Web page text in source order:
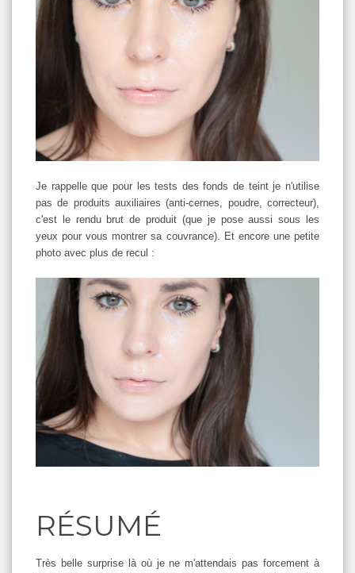
Je rappelle que pour les tests des fonds de teint je n'utilise
pas de produits auxiliaires (anti-cernes, poudre, correcteur),
c'est le rendu brut de produit (que je pose aussi sous les
yeux pour vous montrer sa couvrance). Et encore une petite
photo avec plus de recul :
RÉSUMÉ
Très belle surprise là où je ne m'attendais pas forcement à